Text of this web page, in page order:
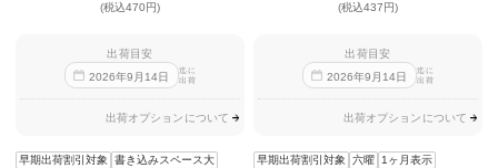
(税込470円)
出荷目安
2026年9 月14日
迄に
出荷
出荷オプションについて
早期出荷割引対象
書き込みスペース大
(税込437円)
出荷目安
2026年9 月14日
迄に
出荷
出荷オプションについて
早期出荷割引対象 六曜 1ヶ月表示